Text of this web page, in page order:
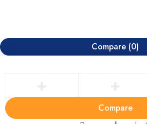
Compare (0)
Compare